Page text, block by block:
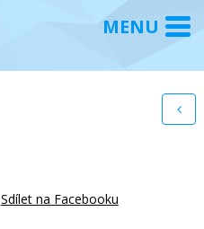
Sdílet na Facebooku